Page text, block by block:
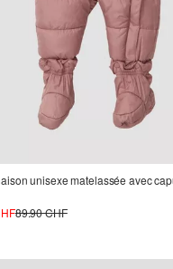
unisexe matelassée avec
89.90 CHF